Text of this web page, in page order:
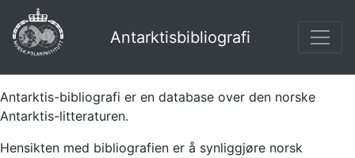
Antarktisbibliografi
Antarktis-bibliografi er en database over den norske
Antarktis-litteraturen.
Hensikten med bibliografien er å synliggjøre norsk